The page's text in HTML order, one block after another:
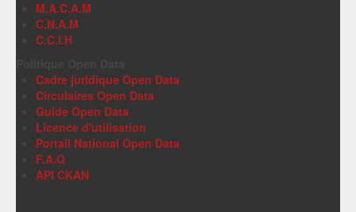
M.A.C.A.M
C.N.A.M
C.C.I.H
Cadre juridique Open Data
Circulaires Open Data
Guide Open Data
Licence d'utilisation
Portail National Open Data
F.A.Q
API CKAN